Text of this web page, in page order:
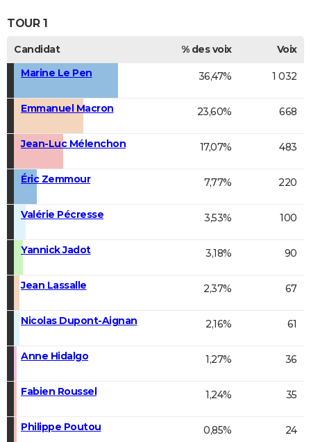
TOUR 1
Candidat % des voix
Voix
Marine Le Pen
36,47% 1 032
Emmanuel Macron 23,60% 668
Jean-Luc Mélenchon 17,07% 483
Éric Zemmour 7,77% 220
Valérie Pécresse 3,53% 100
Yannick Jadot 3,18% 90
Jean Lassalle 2,37% 67
Nicolas Dupont-Aignan 2,16% 61
Anne Hidalgo 1,27% 36
Fabien Roussel 1,24% 35
Philippe Poutou 0,85% 24